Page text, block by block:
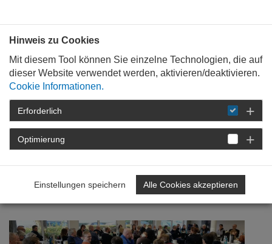
STARTSEITE DETAIL
Zweite Vertreterversammlung
2018
Hinweis zu Cookies
Mit diesem Tool können Sie einzelne Technologien, die auf
dieser Website verwendet werden, aktivieren/deaktivieren.
Cookie Informationen.
Erforderlich
Optimierung
Einstellungen speichern Alle Cookies akzeptieren